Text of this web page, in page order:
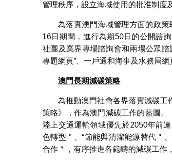
管理秩序，設立海域使用的批准制度
為落實澳門海域管理方面的政
16日期間，進行為期50日的公開諮
社團及業界專場諮詢會和兩場公眾
專題網頁”、一戶通和海事及水務局網
澳門長期減碳策略
為推動澳門社會各界落實減碳工
策略》，作為澳門減碳工作的藍圖。
陸上交通運輸領域優先於2050年前
色轉型＂、“節能與清潔能源替代＂
合作＂，有序推進各範疇的減碳工作